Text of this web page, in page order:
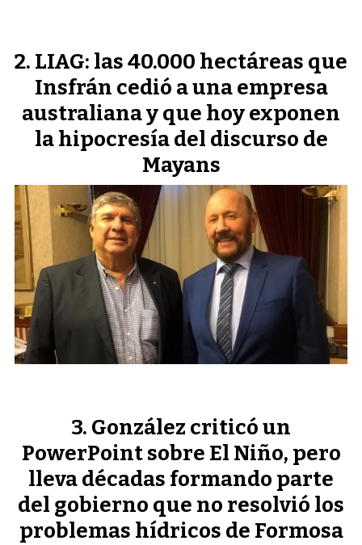
LIAG: las 40.000 hectáreas que
Insfrán cedió a una empresa
australiana y que hoy exponen
la hipocresía del discurso de
Mayans
González criticó un
PowerPoint sobre El Niño, pero
lleva décadas formando parte
del gobierno que no resolvió los
problemas hídricos de Formosa